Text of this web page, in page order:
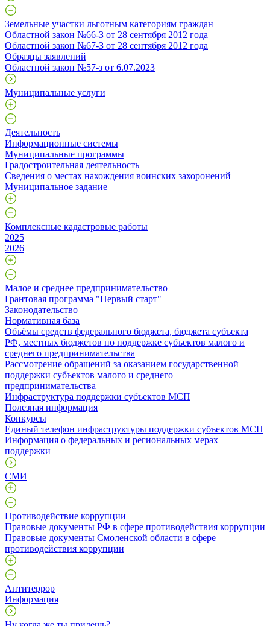
Земельные участки льготным категориям граждан
Областной закон №66-З от 28 сентября 2012 года
Областной закон №67-З от 28 сентября 2012 года
Образцы заявлений
Областной закон №57-з от 6.07.2023
Муниципальные услуги
Деятельность
Информационные системы
Муниципальные программы
Градостроительная деятельность
Сведения о местах нахождения воинских захоронений
Муниципальное задание
Комплексные кадастровые работы
2025
2026
Малое и среднее предпринимательство
Грантовая программа "Первый старт"
Законодательство
Нормативная база
Объёмы средств федерального бюджета, бюджета субъекта
РФ, местных бюджетов по поддержке субъектов малого и
среднего предпринимательства
Рассмотрение обращений за оказанием государственной
поддержки субъектов малого и среднего
предпринимательства
Инфраструктура поддержки субъектов МСП
Полезная информация
Конкурсы
Единый телефон инфраструктуры поддержки субъектов МСП
Информация о федеральных и региональных мерах
поддержки
СМИ
Противодействие коррупции
Правовые документы РФ в сфере противодействия коррупции
Правовые документы Смоленской области в сфере
противодействия коррупции
Антитеррор
Информация